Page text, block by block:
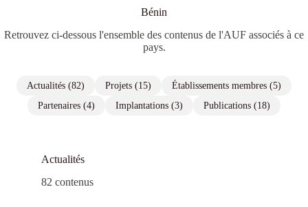
Bénin
Retrouvez ci-dessous l'ensemble des contenus de l'AUF associés à ce
pays.
Actualités (82) Projets (15)
Établissements membres (5)
Partenaires (4)
Implantations (3) Publications (18)
Actualités
82 contenus